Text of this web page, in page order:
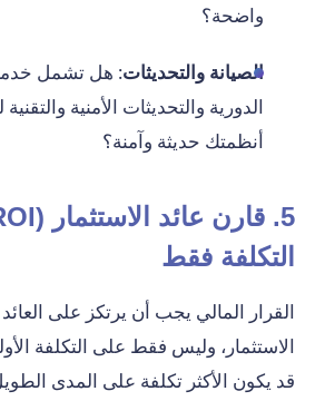
واضحة؟
الصيانة والتحديثات: هل تشمل
الدورية والتحديثات الأمنية
أنظمتك حديثة وآمنة؟
التكلفة فقط
القرار المالي يجب أن يرتكز على
الاستثمار، وليس فقط على التكلفة
قد يكون الأكثر تكلفة على المدى